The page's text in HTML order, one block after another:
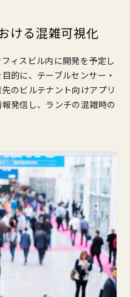
ける混雑可視化
ィスビル内に開発を予定し
的に、テーブルセンサー・
のビルテナント向けアプリ
発信し、ランチの混雑時の